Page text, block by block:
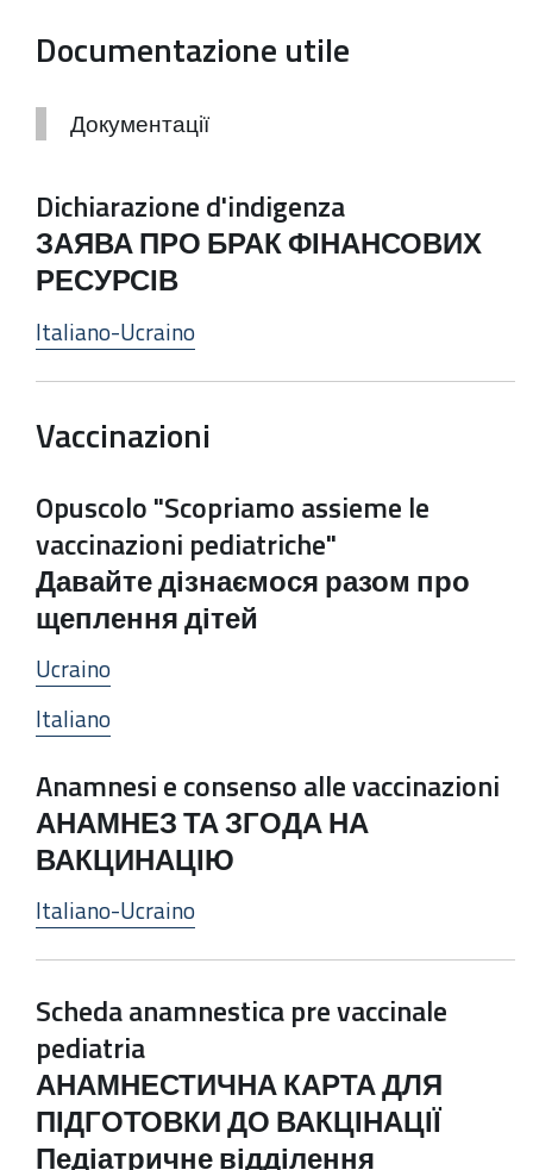
Documentazione utile
Документації
Dichiarazione d'indigenza
ЗАЯВА ПРО БРАК ФІНАНСОВИХ
РЕСУРСІВ
Italiano-Ucraino
Vaccinazioni
Opuscolo "Scopriamo assieme le
vaccinazioni pediatriche"
Давайте дізнаємося разом про
щеплення дітей
Ucraino
Italiano
Anamnesi e consenso alle vaccinazioni
АНАМНЕЗ ТА ЗГОДА НА
ВАКЦИНАЦІЮ
Italiano-Ucraino
Scheda anamnestica pre vaccinale
pediatria
АНАМНЕСТИЧНА КАРТА ДЛЯ
ПІДГОТОВКИ ДО ВАКЦІНАЦІЇ
Педіатричне відділення